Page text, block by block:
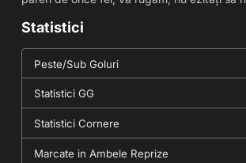
Statistici
Peste/Sub Goluri
Statistici GG
Statistici Cornere
Marcate in Ambele Reprize